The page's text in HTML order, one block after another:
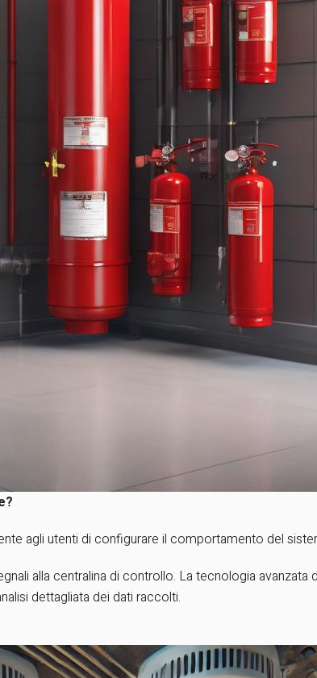
agli utenti di configurare il comportamento del
alla centralina di controllo. La tecnologia avanzata
dettagliata dei dati raccolti.